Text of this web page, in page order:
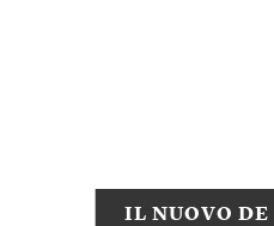
IL NUOVO DE